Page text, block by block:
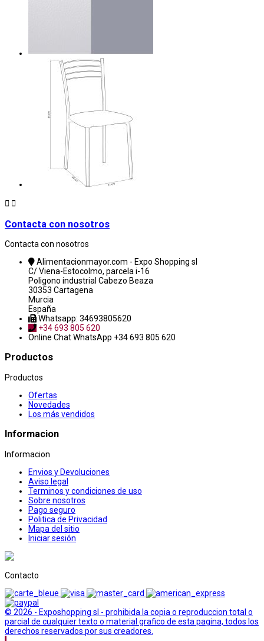
 
Contacta con nosotros
Contacta con nosotros
Alimentacionmayor.com - Expo Shopping sl
C/ Viena-Estocolmo, parcela i-16
Poligono industrial Cabezo Beaza
30353 Cartagena
Murcia
España
Whatsapp: 34693805620
+34 693 805 620
Online ChatWhatsApp +34 693 805 620
Productos
Productos
Ofertas
Novedades
Los más vendidos
Informacion
Informacion
Envios y Devoluciones
Aviso legal
Terminos y condiciones de uso
Sobre nosotros
Pago seguro
Politica de Privacidad
Mapa del sitio
Iniciar sesión
Contacto
© 2026 - Exposhopping sl - prohibida la copia o reproduccion total o
parcial de cualquier texto o material grafico de esta pagina, todos los
derechos reservados por sus creadores.